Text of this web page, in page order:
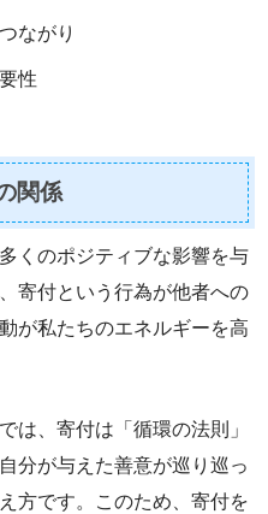
ながり
性
関係
くのポジティブな影響を与
寄付という行為が他者への
が私たちのエネルギーを高
は、寄付は「循環の法則」
分が与えた善意が巡り巡っ
方です。このため、寄付を